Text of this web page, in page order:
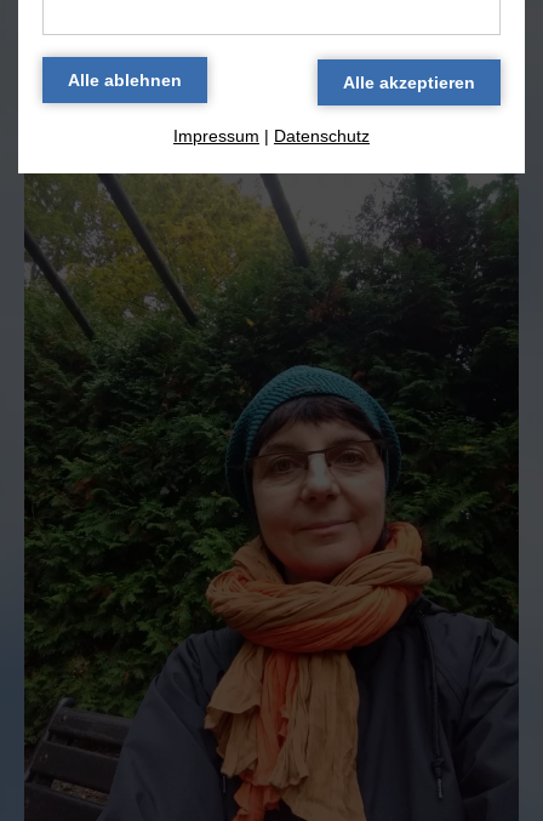
Mich finden in Gott(14.02.2026)
Blog 'Vom Leben'
Impressum | Datenschutz